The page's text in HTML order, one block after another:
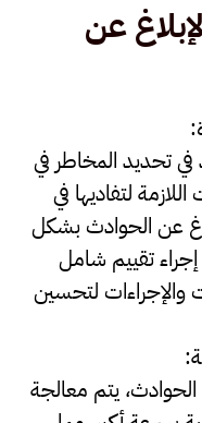
عن
:
تحديد المخاطر في
لتفاديها في
عن الحوادث بشكل
تقييم شامل
والإجراءات لتحسين
:
الحوادث، يتم معالجة